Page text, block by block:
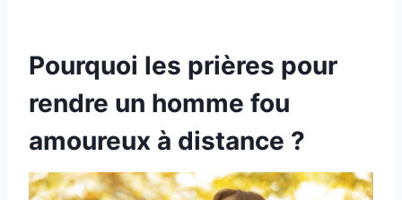
Pourquoi les prières pour
rendre un homme fou
amoureux à distance ?